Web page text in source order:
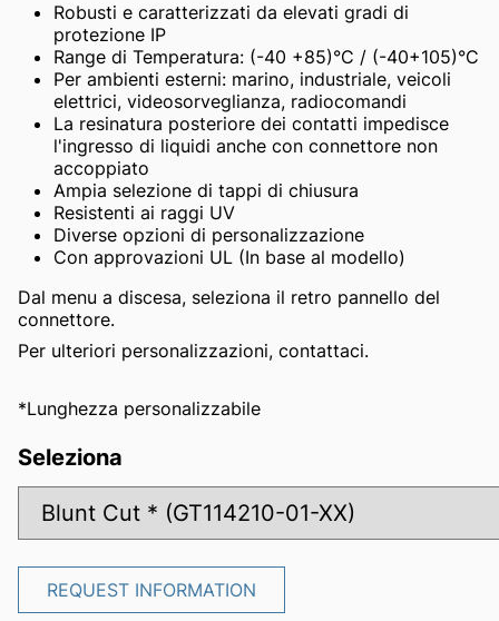
Robusti e caratterizzati da elevati gradi di
protezione IP
Range di Temperatura: (-40 +85)°C / (-40+105)°C
Per ambienti esterni: marino, industriale, veicoli
elettrici, videosorveglianza, radiocomandi
La resinatura posteriore dei contatti impedisce
l'ingresso di liquidi anche con connettore non
accoppiato
Ampia selezione di tappi di chiusura
Resistenti ai raggi UV
Diverse opzioni di personalizzazione
Con approvazioni UL (In base al modello)
Dal menu a discesa, seleziona il retro pannello del
connettore.
Per ulteriori personalizzazioni, contattaci.
*Lunghezza personalizzabile
Seleziona
REQUEST INFORMATION